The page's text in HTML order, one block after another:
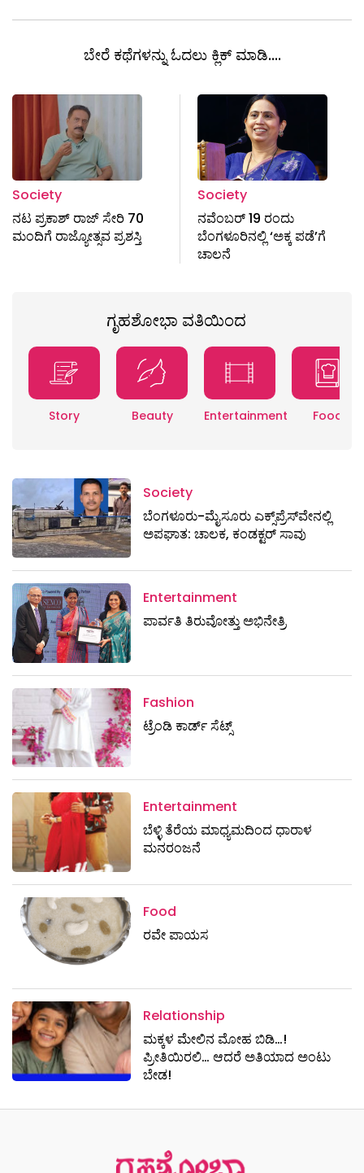
ಬೇರೆ ಕಥೆಗಳನ್ನು ಓದಲು ಕ್ಲಿಕ್ ಮಾಡಿ....
Society
ನಟ ಪ್ರಕಾಶ್ ರಾಜ್ ಸೇರಿ 70
ಮಂದಿಗೆ ರಾಜ್ಯೋತ್ಸವ ಪ್ರಶಸ್ತಿ
Society
ನವೆಂಬರ್ 19 ರಂದು
ಬೆಂಗಳೂರಿನಲ್ಲಿ ‘ಅಕ್ಕ ಪಡೆ’ಗೆ
ಚಾಲನೆ
ಗೃಹಶೋಭಾ ವತಿಯಿಂದ
Story Beauty Entertainment Food
Society
ಬೆಂಗಳೂರು-ಮೈಸೂರು ಎಕ್ಸ್​ಪ್ರೆಸ್‌ವೇನಲ್ಲಿ
ಅಪಘಾತ: ಚಾಲಕ, ಕಂಡಕ್ಟರ್ ಸಾವು
Entertainment
ಪಾರ್ವತಿ ತಿರುವೋತ್ತು ಅಭಿನೇತ್ರಿ
Fashion
ಟ್ರೆಂಡಿ ಕಾರ್ಡ್‌ ಸೆಟ್ಸ್
Entertainment
ಬೆಳ್ಳಿ ತೆರೆಯ ಮಾಧ್ಯಮದಿಂದ ಧಾರಾಳ
ಮನರಂಜನೆ
Food
ರವೇ ಪಾಯಸ
Relationship
ಮಕ್ಕಳ ಮೇಲಿನ ಮೋಹ ಬಿಡಿ…!
ಪ್ರೀತಿಯಿರಲಿ… ಆದರೆ ಅತಿಯಾದ ಅಂಟು
ಬೇಡ!